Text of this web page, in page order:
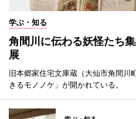
学ぶ・知る
角間川に伝わる妖怪たち
展
旧本郷家住宅文庫蔵（大仙市角間川
きるモノノケ」が開かれている。